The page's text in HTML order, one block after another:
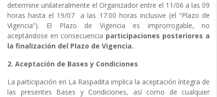
determine unilateralmente el Organizador entre el 11/06 a las 09
horas hasta el 19/07 a las 17.00 horas inclusive (el “Plazo de
Vigencia”). El Plazo de Vigencia es improrrogable, no
aceptándose en consecuencia participaciones posteriores a
la finalización del Plazo de Vigencia.
2. Aceptación de Bases y Condiciones
La participación en La Raspadita implica la aceptación íntegra de
las presentes Bases y Condiciones, así como de cualquier